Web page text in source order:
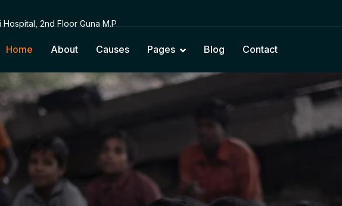
Hospital, 2nd Floor Guna M.P
Home About Causes Pages Blog Contact